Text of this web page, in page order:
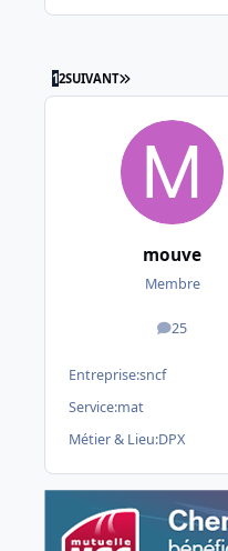
12SUIVANT DERNIÈRE PAGE
mouve
Membre
25
messages
Entreprise:sncf
Service:mat
Métier & Lieu:DPX